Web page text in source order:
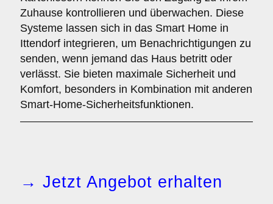
Zuhause kontrollieren und überwachen. Diese
Systeme lassen sich in das Smart Home in
Ittendorf integrieren, um Benachrichtigungen zu
senden, wenn jemand das Haus betritt oder
verlässt. Sie bieten maximale Sicherheit und
Komfort, besonders in Kombination mit anderen
Smart-Home-Sicherheitsfunktionen.
→ Jetzt Angebot erhalten